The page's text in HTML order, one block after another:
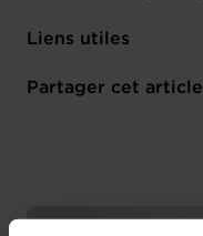
Lundi 2 Juin 2025
Online Workshop
Liens utiles
M'inscrire
Partager cet article